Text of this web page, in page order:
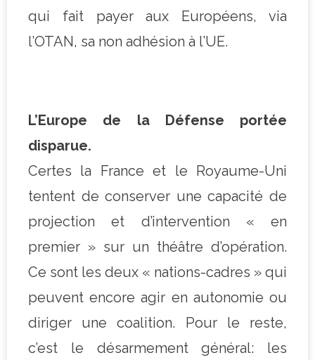
qui fait payer aux Européens, via
l’OTAN, sa non adhésion à l’UE.
L’Europe de la Défense portée
disparue.
Certes la France et le Royaume-Uni
tentent de conserver une capacité de
projection et d’intervention « en
premier » sur un théâtre d’opération.
Ce sont les deux « nations-cadres » qui
peuvent encore agir en autonomie ou
diriger une coalition. Pour le reste,
c’est le désarmement général: les